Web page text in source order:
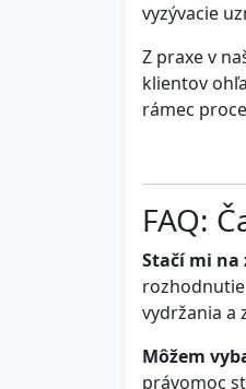
vyzývacie
Z praxe v
klientov
rámec
FAQ:
Stačí mi na
vydržania a
Môžem
právomoc